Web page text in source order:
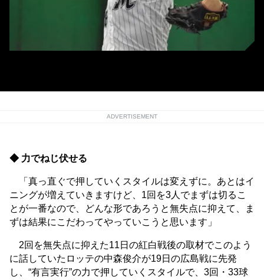
ADVERTISEMENT
◆ 力でねじ伏せる
「真っ直ぐで押していくスタイルは変えずに。あとはイ
ニングが増えていきますけど、1回を3人でまずは切るこ
とが一番なので、どんな形であろうと無失点に抑えて、ま
ずは結果にこだわってやっていこうと思います」
2回を無失点に抑えた11日の紅白戦後の取材でこのよう
に話していたロッテの中森俊介が19日の広島戦に先発
し、“有言実行”の力で押していくスタイルで、3回・33球